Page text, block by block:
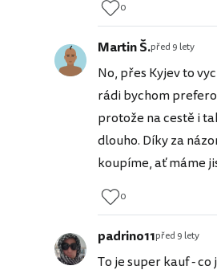
0
Martin Š.před 9 lety
No, přes Kyjev to
rádi bychom
protože na cestě i
dlouho. Díky za
koupíme, ať máme
0
padrino11před 9 lety
To je super kauf -